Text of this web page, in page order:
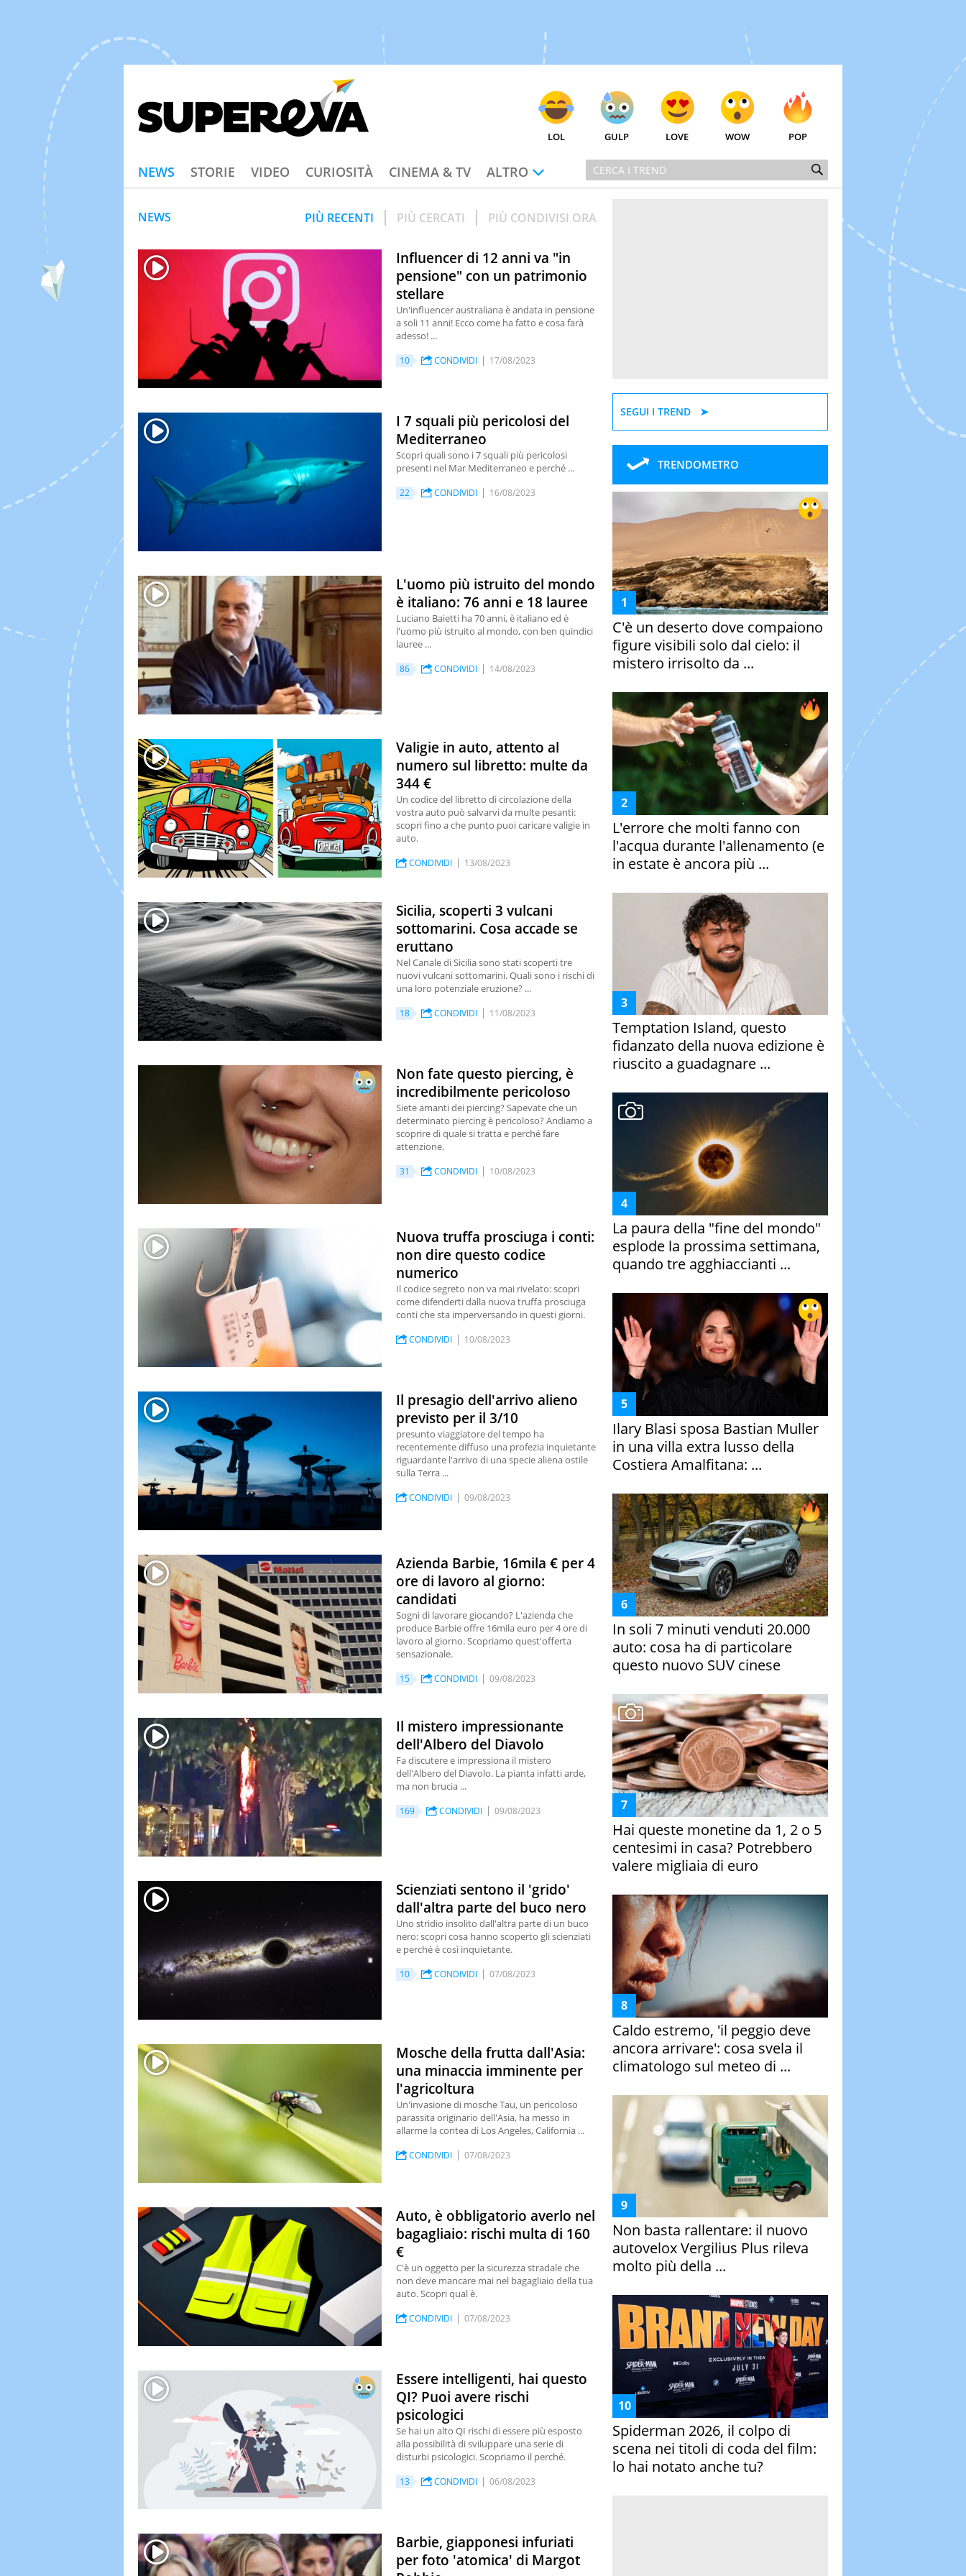
LOL GULP LOVE WOW POP
NEWS STORIE VIDEO CURIOSITÀ CINEMA & TV ALTRO
NEWS PIÙ RECENTI PIÙ CERCATI PIÙ CONDIVISI ORA
Influencer di 12 anni va "in
pensione" con un patrimonio
stellare
Un'influencer australiana è andata in pensione
a soli 11 anni! Ecco come ha fatto e cosa farà
adesso! ...
10 CONDIVIDI 17/08/2023
I 7 squali più pericolosi del
Mediterraneo
Scopri quali sono i 7 squali più pericolosi
presenti nel Mar Mediterraneo e perché ...
22 CONDIVIDI 16/08/2023
L'uomo più istruito del mondo
è italiano: 76 anni e 18 lauree
Luciano Baietti ha 70 anni, è italiano ed è
l'uomo più istruito al mondo, con ben quindici
lauree ...
86 CONDIVIDI 14/08/2023
Valigie in auto, attento al
numero sul libretto: multe da
344 €
Un codice del libretto di circolazione della
vostra auto può salvarvi da multe pesanti:
scopri fino a che punto puoi caricare valigie in
auto.
CONDIVIDI 13/08/2023
Sicilia, scoperti 3 vulcani
sottomarini. Cosa accade se
eruttano
Nel Canale di Sicilia sono stati scoperti tre
nuovi vulcani sottomarini. Quali sono i rischi di
una loro potenziale eruzione? ...
18 CONDIVIDI 11/08/2023
Non fate questo piercing, è
incredibilmente pericoloso
Siete amanti dei piercing? Sapevate che un
determinato piercing è pericoloso? Andiamo a
scoprire di quale si tratta e perché fare
attenzione.
31 CONDIVIDI 10/08/2023
Nuova truffa prosciuga i conti:
non dire questo codice
numerico
Il codice segreto non va mai rivelato: scopri
come difenderti dalla nuova truffa prosciuga
conti che sta imperversando in questi giorni.
CONDIVIDI 10/08/2023
Il presagio dell'arrivo alieno
previsto per il 3/10
presunto viaggiatore del tempo ha
recentemente diffuso una profezia inquietante
riguardante l'arrivo di una specie aliena ostile
sulla Terra ...
CONDIVIDI 09/08/2023
Azienda Barbie, 16mila € per 4
ore di lavoro al giorno:
candidati
Sogni di lavorare giocando? L'azienda che
produce Barbie offre 16mila euro per 4 ore di
lavoro al giorno. Scopriamo quest'offerta
sensazionale.
15 CONDIVIDI 09/08/2023
Il mistero impressionante
dell'Albero del Diavolo
Fa discutere e impressiona il mistero
dell'Albero del Diavolo. La pianta infatti arde,
ma non brucia ...
169 CONDIVIDI 09/08/2023
Scienziati sentono il 'grido'
dall'altra parte del buco nero
Uno stridio insolito dall'altra parte di un buco
nero: scopri cosa hanno scoperto gli scienziati
e perché è così inquietante.
10 CONDIVIDI 07/08/2023
Mosche della frutta dall'Asia:
una minaccia imminente per
l'agricoltura
Un'invasione di mosche Tau, un pericoloso
parassita originario dell'Asia, ha messo in
allarme la contea di Los Angeles, California ...
CONDIVIDI 07/08/2023
Auto, è obbligatorio averlo nel
bagagliaio: rischi multa di 160
€
C'è un oggetto per la sicurezza stradale che
non deve mancare mai nel bagagliaio della tua
auto. Scopri qual è.
CONDIVIDI 07/08/2023
Essere intelligenti, hai questo
QI? Puoi avere rischi
psicologici
Se hai un alto QI rischi di essere più esposto
alla possibilità di sviluppare una serie di
disturbi psicologici. Scopriamo il perché.
13 CONDIVIDI 06/08/2023
Barbie, giapponesi infuriati
per foto 'atomica' di Margot
SEGUI I TREND
TRENDOMETRO
C'è un deserto dove compaiono
figure visibili solo dal cielo: il
mistero irrisolto da ...
L'errore che molti fanno con
l'acqua durante l'allenamento (e
in estate è ancora più ...
Temptation Island, questo
fidanzato della nuova edizione è
riuscito a guadagnare ...
La paura della "fine del mondo"
esplode la prossima settimana,
quando tre agghiaccianti ...
Ilary Blasi sposa Bastian Muller
in una villa extra lusso della
Costiera Amalfitana: ...
In soli 7 minuti venduti 20.000
auto: cosa ha di particolare
questo nuovo SUV cinese
Hai queste monetine da 1, 2 o 5
centesimi in casa? Potrebbero
valere migliaia di euro
Caldo estremo, 'il peggio deve
ancora arrivare': cosa svela il
climatologo sul meteo di ...
Non basta rallentare: il nuovo
autovelox Vergilius Plus rileva
molto più della ...
Spiderman 2026, il colpo di
scena nei titoli di coda del film:
lo hai notato anche tu?